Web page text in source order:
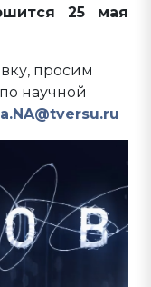
25 мая
просим
научной